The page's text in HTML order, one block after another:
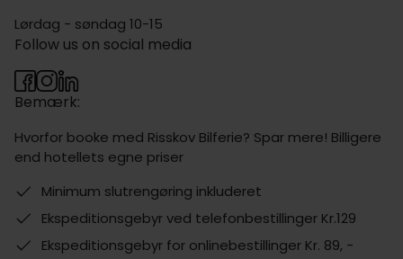
Lørdag - søndag 10-15
Bemærk:
Hvorfor booke med Risskov Bilferie? Spar mere! Billigere
end hotellets egne priser
Minimum slutrengøring inkluderet
Ekspeditionsgebyr ved telefonbestillinger Kr.129
Ekspeditionsgebyr for onlinebestillinger Kr. 89, -
Follow us on social media